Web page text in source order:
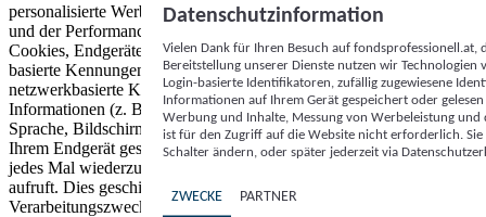
personalisierte Werbung und Inhalte, Messung von Werbeleistung
und der Performance von Inhalten sowie Zielgruppenforschung.
Cookies, Endgeräte- oder ähnliche Online-Kennungen (z. B. login-
basierte Kennungen, zufällig generierte Kennungen,
netzwerkbasierte Kennungen) können zusammen mit anderen
Informationen (z. B. Browsertyp und Browserinformationen,
Sprache, Bildschirmgröße, unterstützte Technologien usw.) auf
Ihrem Endgerät gespeichert oder von dort ausgelesen werden, um es
jedes Mal wiederzuerkennen, wenn es eine App oder einer Webseite
aufruft. Dies geschieht für einen oder mehrere der hier aufgeführten
Verarbeitungszwecke.
Datenschutzinformation
Vielen Dank für Ihren Besuch auf
Bereitstellung unserer Dienste nutzen wir Technologien
Login-basierte Identifikatoren, zufällig zugewiesene
Informationen auf Ihrem Gerät gespeichert oder
Werbung und Inhalte, Messung von Werbeleistung
ist für den Zugriff auf die Website nicht erforderlich.
Schalter ändern, oder später jederzeit via
ZWECKE PARTNER